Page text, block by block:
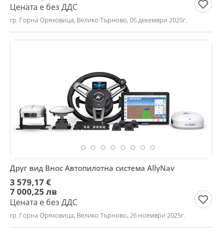
Цената е без ДДС
гр. Горна Оряховица, Велико Търново, 05 декември 2025г.
Друг вид Внос Автопилотна система AllyNav
3 579,17 €
7 000,25 лв
Цената е без ДДС
гр. Горна Оряховица, Велико Търново, 26 ноември 2025г.